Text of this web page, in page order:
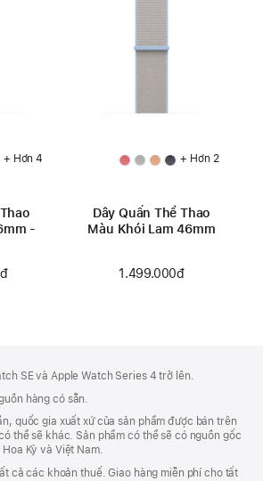
+ Hơn 4
-
+ Hơn 2
Dây Quấn Thể Thao
Màu Khói Lam 46mm
1.499.000đ
SE và Apple Watch Series 4 trở lên.
hàng có sẵn.
quốc gia xuất xứ của sản phẩm được bán trên
thể sẽ khác. Sản phẩm có thể sẽ có nguồn gốc
Kỳ và Việt Nam.
cả các khoản thuế. Giao hàng miễn phí cho tất